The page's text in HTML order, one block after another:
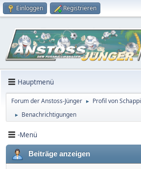
Einloggen Registrieren
Hauptmenü
Forum der Anstoss-Jünger ► Profil von Schappi
► Benachrichtigungen
-Menü
Beiträge anzeigen